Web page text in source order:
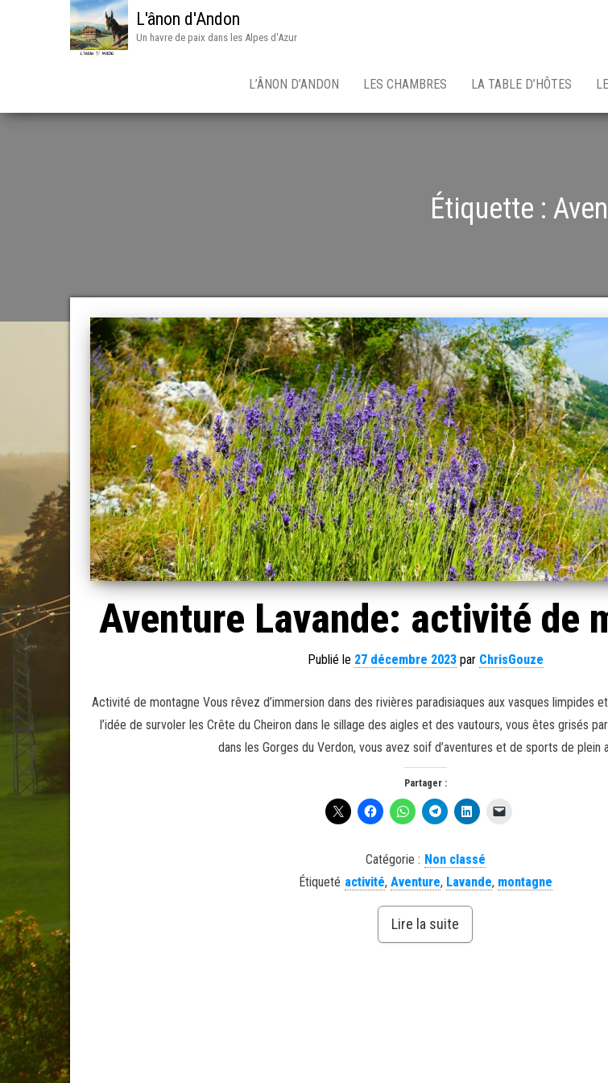
L'ânon d'Andon
Un havre de paix dans les Alpes d'Azur
L’ÂNON D’ANDON LES CHAMBRES LA TABLE D’HÔTES
Étiquette :
Aventure Lavande: activité de
Publié le 27 décembre 2023par ChrisGouze
Activité de montagne Vous rêvez d’immersion dans des rivières paradisiaques aux vasques limpides
l’idée de survoler les Crête du Cheiron dans le sillage des aigles et des vautours, vous êtes grisés
dans les Gorges du Verdon, vous avez soif d’aventures et de sports de plein
Partager :
Catégorie : Non classé
Étiqueté activité, Aventure, Lavande, montagne
Lire la suite